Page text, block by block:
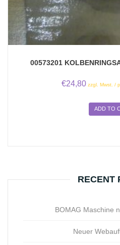
00573201
€24,80 zzgl. Mwst. /
ADD TO
RECENT
BOMAG Maschine
Neuer